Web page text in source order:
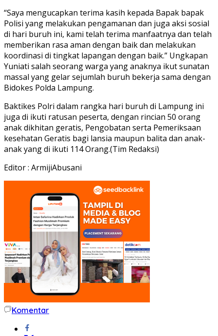
“Saya mengucapkan terima kasih kepada Bapak bapak
Polisi yang melakukan pengamanan dan juga aksi sosial
di hari buruh ini, kami telah terima manfaatnya dan telah
memberikan rasa aman dengan baik dan melakukan
koordinasi di tingkat lapangan dengan baik.” Ungkapan
Yuniati salah seorang warga yang anaknya ikut sunatan
massal yang gelar sejumlah buruh bekerja sama dengan
Bidokes Polda Lampung.
Baktikes Polri dalam rangka hari buruh di Lampung ini
juga di ikuti ratusan peserta, dengan rincian 50 orang
anak dikhitan geratis, Pengobatan serta Pemeriksaan
kesehatan Geratis bagi lansia maupun balita dan anak-
anak yang di ikuti 114 Orang.(Tim Redaksi)
Editor : ArmijiAbusani
Komentar